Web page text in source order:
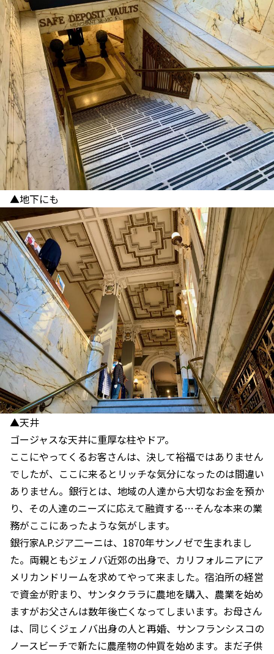
▲地下にも
▲天井
ゴージャスな天井に重厚な柱やドア。
ここにやってくるお客さんは、決して裕福ではありません
でしたが、ここに来るとリッチな気分になったのは間違い
ありません。銀行とは、地域の人達から大切なお金を預か
り、その人達のニーズに応えて融資する…そんな本来の業
務がここにあったような気がします。
銀行家A.P.ジア二ーニは、1870年サンノゼで生まれまし
た。両親ともジェノバ近郊の出身で、カリフォルニアにア
メリカンドリームを求めてやって来ました。宿泊所の経営
で資金が貯まり、サンタクララに農地を購入、農業を始め
ますがお父さんは数年後亡くなってしまいます。お母さん
は、同じくジェノバ出身の人と再婚、サンフランシスコの
ノースビーチで新たに農産物の仲買を始めます。まだ子供